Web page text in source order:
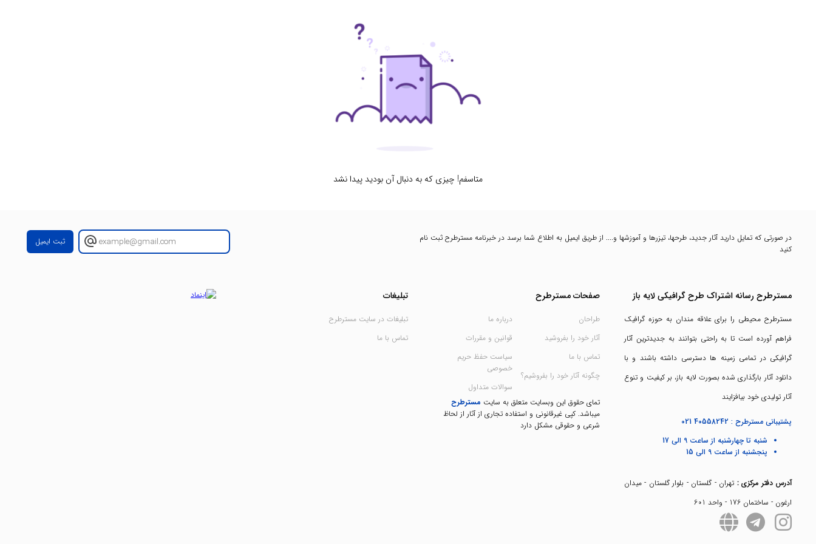
متاسفم! چیزی که به دنبال آن بودید پیدا نشد
در صورتی که تمایل دارید آثار جدید، طرحها، تیزرها و آموزشها و.... از طریق ایمیل به اطلاع شما برسد در خبرنامه مسترطرح ثبت نام
کنید
ثبت ایمیل
مسترطرح رسانه اشتراک طرح گرافیکی لایه باز
مسترطرح محیطی را برای علاقه مندان به حوزه گرافیک
فراهم آورده است تا به راحتی بتوانند به جدیدترین آثار
گرافیکی در تمامی زمینه ها دسترسی داشته باشند و با
دانلود آثار بارگذاری شده بصورت لایه باز، بر کیفیت و تنوع
آثار تولیدی خود بیافزایند
پشتیبانی مسترطرح : 021 40558242
شنبه تا چهارشنبه از ساعت 9 الی 17
پنجشنبه از ساعت 9 الی 15
آدرس دفتر مرکزی : تهران - گلستان - بلوار گلستان - میدان
ارغون - ساختمان 176 - واحد 601
صفحات مسترطرح
طراحان
آثار خود را بفروشید
تماس با ما
چگونه آثار خود را بفروشیم؟
درباره ما
قوانین و مقررات
سیاست حفظ حریم
خصوصی
سوالات متداول
تمای حقوق این وبسایت متعلق به سایت مسترطرح
میباشد. کپی غیرقانونی و استفاده تجاری از آثار از لحاظ
شرعی و حقوقی مشکل دارد
تبلیغات
تبلیغات در سایت مسترطرح
تماس با ما